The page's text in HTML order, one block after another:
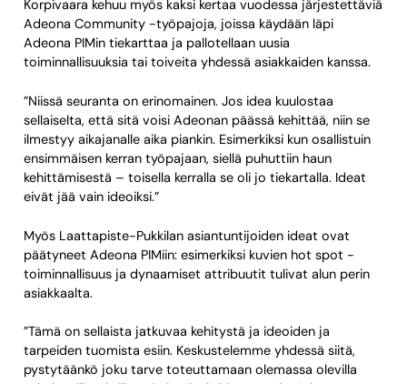
Korpivaara kehuu myös kaksi kertaa vuodessa järjestettäviä
Adeona Community -työpajoja, joissa käydään läpi
Adeona PIMin tiekarttaa ja pallotellaan uusia
toiminnallisuuksia tai toiveita yhdessä asiakkaiden kanssa.
”Niissä seuranta on erinomainen. Jos idea kuulostaa
sellaiselta, että sitä voisi Adeonan päässä kehittää, niin se
ilmestyy aikajanalle aika piankin. Esimerkiksi kun osallistuin
ensimmäisen kerran työpajaan, siellä puhuttiin haun
kehittämisestä – toisella kerralla se oli jo tiekartalla. Ideat
eivät jää vain ideoiksi.”
Myös Laattapiste-Pukkilan asiantuntijoiden ideat ovat
päätyneet Adeona PIMiin: esimerkiksi kuvien hot spot -
toiminnallisuus ja dynaamiset attribuutit tulivat alun perin
asiakkaalta.
”Tämä on sellaista jatkuvaa kehitystä ja ideoiden ja
tarpeiden tuomista esiin. Keskustelemme yhdessä siitä,
pystytäänkö joku tarve toteuttamaan olemassa olevilla